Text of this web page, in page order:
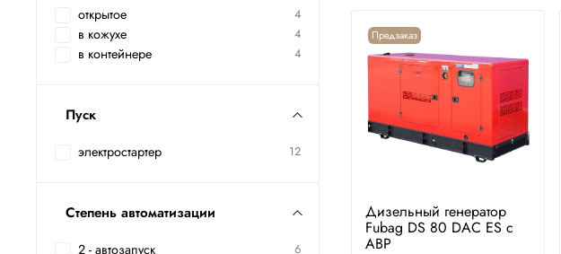
Предзаказ
Дизельный генератор
Fubag DS 80 DAC ES с
АВР
открытое 4
в кожухе 4
в контейнере 4
Пуск
электростартер 12
Степень автоматизации
2 - автозапуск 6